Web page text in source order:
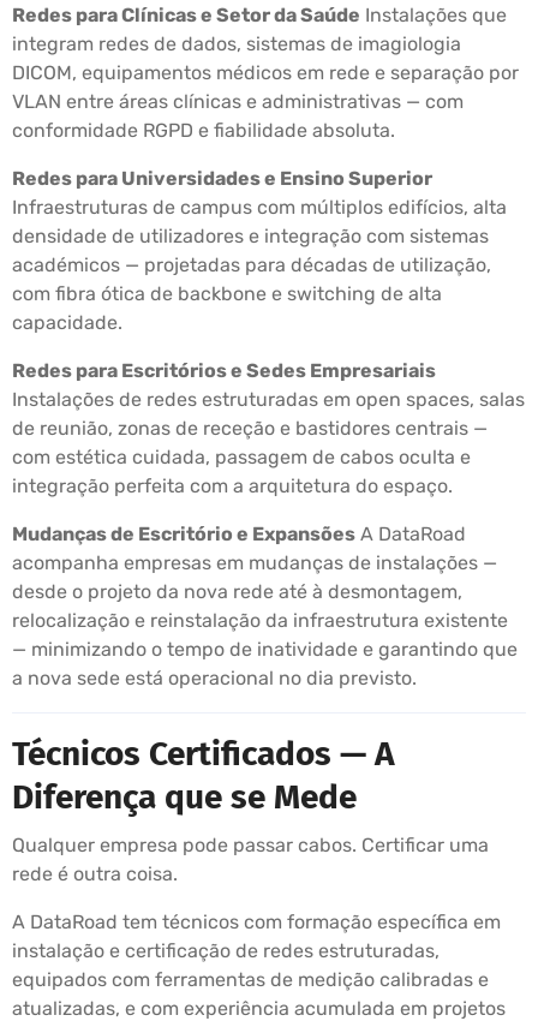
Redes para Clínicas e Setor da Saúde Instalações que
integram redes de dados, sistemas de imagiologia
DICOM, equipamentos médicos em rede e separação por
VLAN entre áreas clínicas e administrativas — com
conformidade RGPD e fiabilidade absoluta.
Redes para Universidades e Ensino Superior
Infraestruturas de campus com múltiplos edifícios, alta
densidade de utilizadores e integração com sistemas
académicos — projetadas para décadas de utilização,
com fibra ótica de backbone e switching de alta
capacidade.
Redes para Escritórios e Sedes Empresariais
Instalações de redes estruturadas em open spaces, salas
de reunião, zonas de receção e bastidores centrais —
com estética cuidada, passagem de cabos oculta e
integração perfeita com a arquitetura do espaço.
Mudanças de Escritório e Expansões A DataRoad
acompanha empresas em mudanças de instalações —
desde o projeto da nova rede até à desmontagem,
relocalização e reinstalação da infraestrutura existente
— minimizando o tempo de inatividade e garantindo que
a nova sede está operacional no dia previsto.
Técnicos Certificados — A
Diferença que se Mede
Qualquer empresa pode passar cabos. Certificar uma
rede é outra coisa.
A DataRoad tem técnicos com formação específica em
instalação e certificação de redes estruturadas,
equipados com ferramentas de medição calibradas e
atualizadas, e com experiência acumulada em projetos